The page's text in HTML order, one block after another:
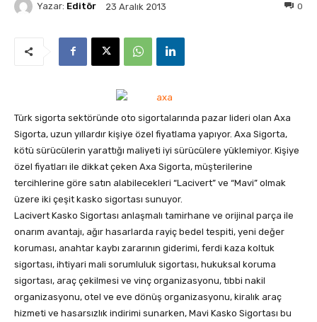
Yazar: Editör 23 Aralık 2013 0
Türk sigorta sektöründe oto sigortalarında pazar lideri olan Axa
Sigorta, uzun yıllardır kişiye özel fiyatlama yapıyor. Axa Sigorta,
kötü sürücülerin yarattığı maliyeti iyi sürücülere yüklemiyor. Kişiye
özel fiyatları ile dikkat çeken Axa Sigorta, müşterilerine
tercihlerine göre satın alabilecekleri “Lacivert” ve “Mavi” olmak
üzere iki çeşit kasko sigortası sunuyor.
Lacivert Kasko Sigortası anlaşmalı tamirhane ve orijinal parça ile
onarım avantajı, ağır hasarlarda rayiç bedel tespiti, yeni değer
koruması, anahtar kaybı zararının giderimi, ferdi kaza koltuk
sigortası, ihtiyari mali sorumluluk sigortası, hukuksal koruma
sigortası, araç çekilmesi ve vinç organizasyonu, tıbbi nakil
organizasyonu, otel ve eve dönüş organizasyonu, kiralık araç
hizmeti ve hasarsızlık indirimi sunarken, Mavi Kasko Sigortası bu